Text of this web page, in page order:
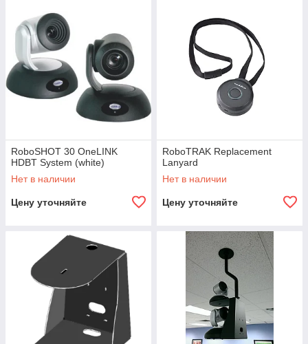
RoboSHOT 30 OneLINK
HDBT System (white)
Нет в наличии
Цену уточняйте
RoboTRAK Replacement
Lanyard
Нет в наличии
Цену уточняйте